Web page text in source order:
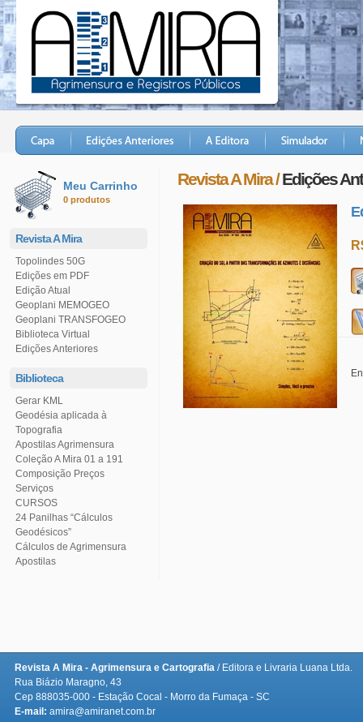
Meu Carrinho
0 produtos
Revista A Mira
Topolindes 50G
Edições em PDF
Edição Atual
Geoplani MEMOGEO
Geoplani TRANSFOGEO
Biblioteca Virtual
Edições Anteriores
Biblioteca
Gerar KML
Topografia
Apostilas Agrimensura
Coleção A Mira 01 a 191
Serviços
CURSOS
Geodésicos”
Cálculos de Agrimensura
Apostilas
Revista A Mira /Edições
Revista A Mira - Agrimensura e Cartografia / Editora e Livraria Luana Ltda.
Rua Biázio Maragno, 43
Cep 888035-000 - Estação Cocal - Morro da Fumaça - SC
E-mail: amira@amiranet.com.br